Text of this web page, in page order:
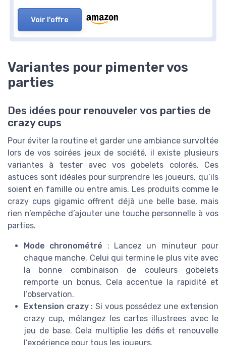
Voir l'offre
Variantes pour pimenter vos
parties
Des idées pour renouveler vos parties de
crazy cups
Pour éviter la routine et garder une ambiance survoltée
lors de vos soirées jeux de société, il existe plusieurs
variantes à tester avec vos gobelets colorés. Ces
astuces sont idéales pour surprendre les joueurs, qu’ils
soient en famille ou entre amis. Les produits comme le
crazy cups gigamic offrent déjà une belle base, mais
rien n’empêche d’ajouter une touche personnelle à vos
parties.
Mode chronométré : Lancez un minuteur pour
chaque manche. Celui qui termine le plus vite avec
la bonne combinaison de couleurs gobelets
remporte un bonus. Cela accentue la rapidité et
l’observation.
Extension crazy: Si vous possédez une extension
crazy cup, mélangez les cartes illustrees avec le
jeu de base. Cela multiplie les défis et renouvelle
l’expérience pour tous les joueurs.